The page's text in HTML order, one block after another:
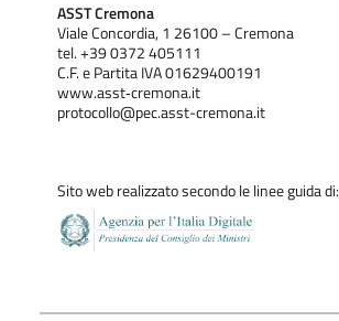
ASST Cremona
Viale Concordia, 1 26100 – Cremona
tel. +39 0372 405111
C.F. e Partita IVA 01629400191
www.asst‐cremona.it
protocollo@pec.asst-cremona.it
Sito web realizzato secondo le linee guida di: